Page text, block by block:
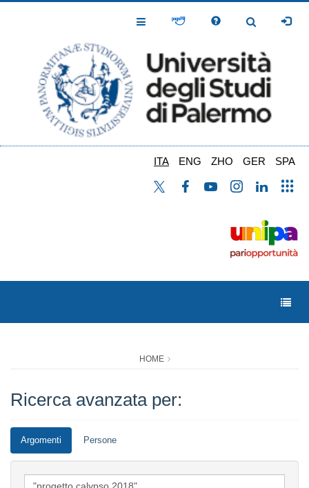
Toggle
Toggle
ITA ENG ZHO GER SPA
HOME
Ricerca avanzata per:
Argomenti Persone